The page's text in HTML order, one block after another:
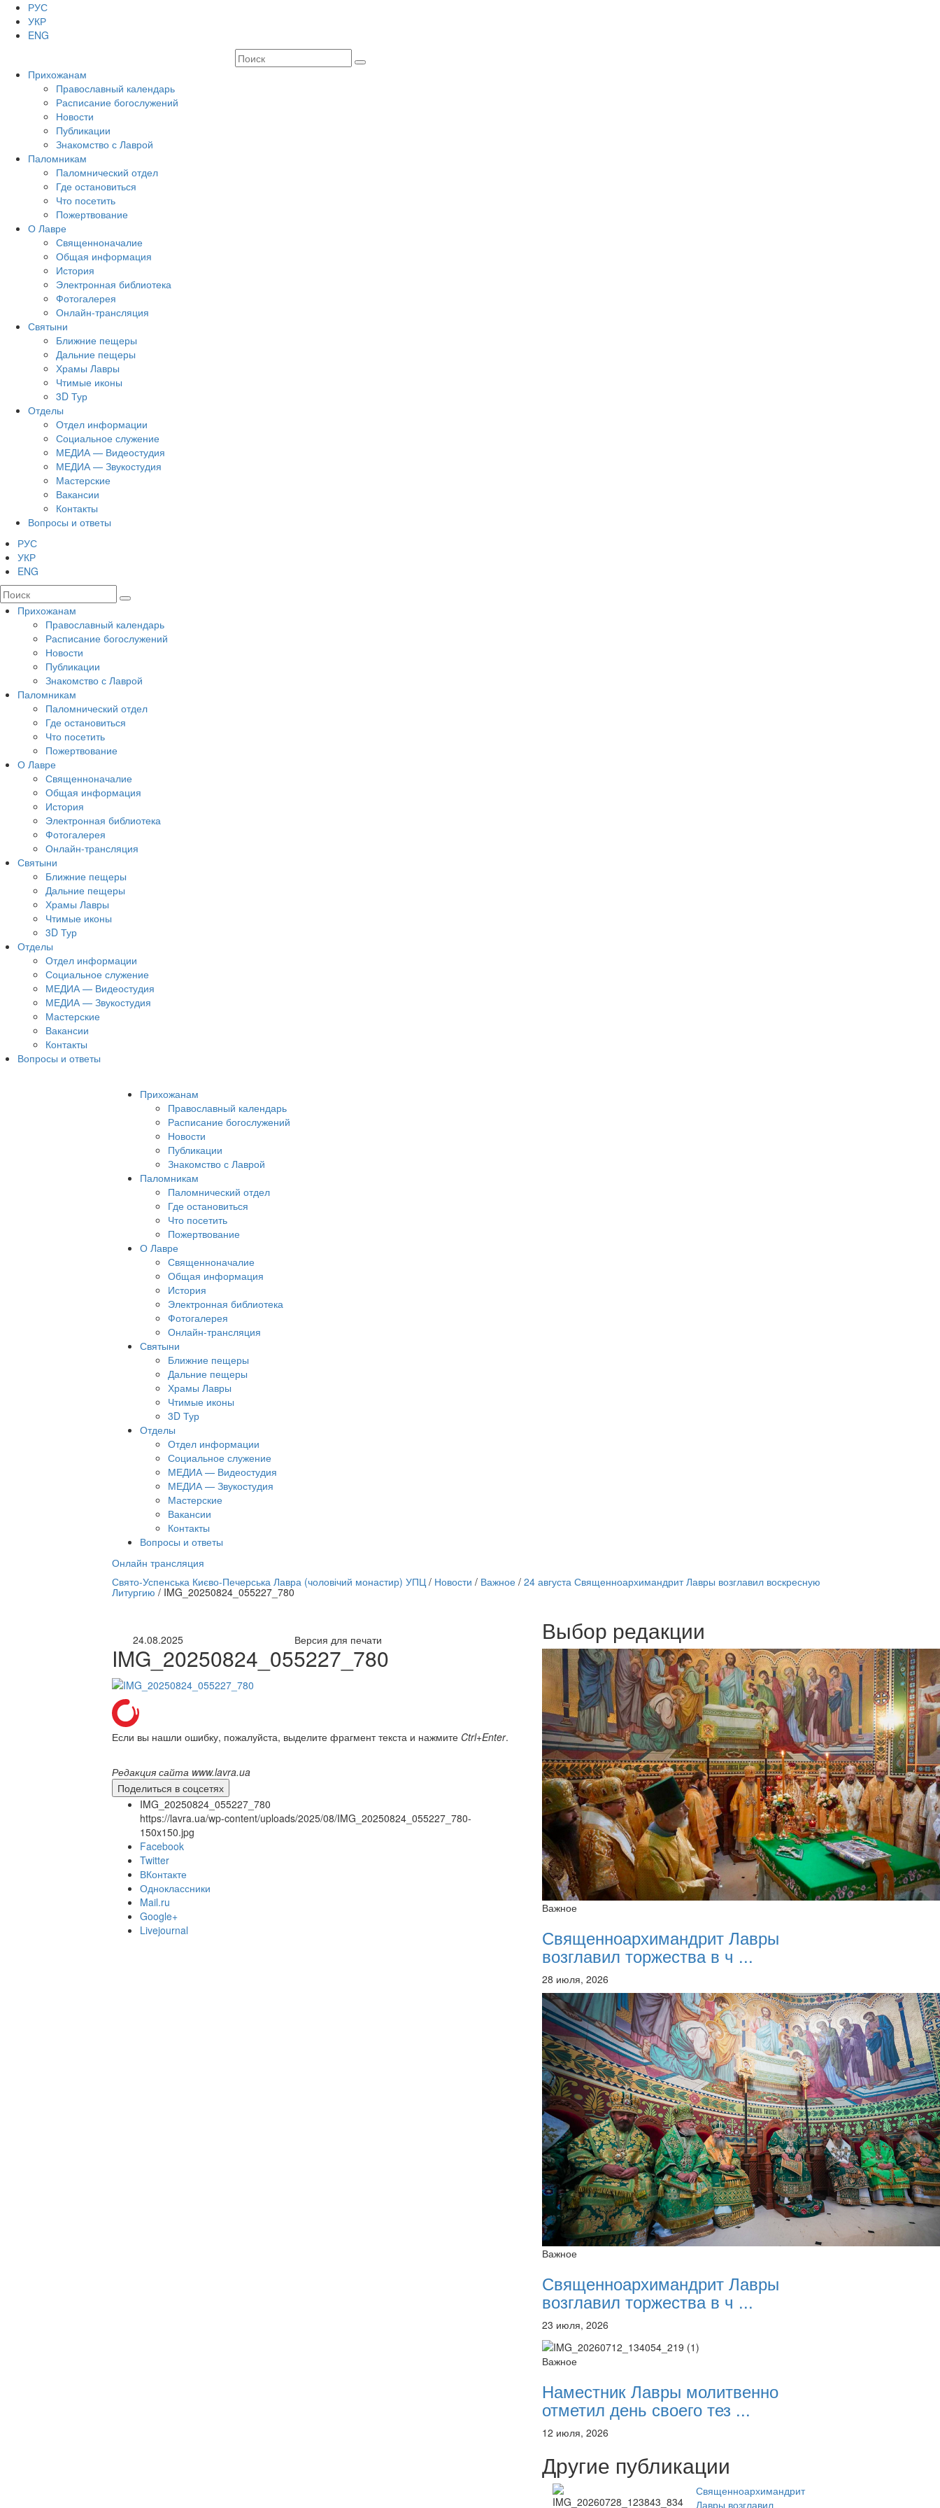
РУС
УКР
ENG
Прихожанам
Православный календарь
Расписание богослужений
Новости
Публикации
Знакомство с Лаврой
Паломникам
Паломнический отдел
Где остановиться
Что посетить
Пожертвование
О Лавре
Священноначалие
Общая информация
История
Электронная библиотека
Фотогалерея
Онлайн-трансляция
Святыни
Ближние пещеры
Дальние пещеры
Храмы Лавры
Чтимые иконы
3D Тур
Отделы
Отдел информации
Социальное служение
МЕДИА — Видеостудия
МЕДИА — Звукостудия
Мастерские
Вакансии
Контакты
Вопросы и ответы
РУС
УКР
ENG
Прихожанам
Православный календарь
Расписание богослужений
Новости
Публикации
Знакомство с Лаврой
Паломникам
Паломнический отдел
Где остановиться
Что посетить
Пожертвование
О Лавре
Священноначалие
Общая информация
История
Электронная библиотека
Фотогалерея
Онлайн-трансляция
Святыни
Ближние пещеры
Дальние пещеры
Храмы Лавры
Чтимые иконы
3D Тур
Отделы
Отдел информации
Социальное служение
МЕДИА — Видеостудия
МЕДИА — Звукостудия
Мастерские
Вакансии
Контакты
Вопросы и ответы
Прихожанам
Православный календарь
Расписание богослужений
Новости
Публикации
Знакомство с Лаврой
Паломникам
Паломнический отдел
Где остановиться
Что посетить
Пожертвование
О Лавре
Священноначалие
Общая информация
История
Электронная библиотека
Фотогалерея
Онлайн-трансляция
Святыни
Ближние пещеры
Дальние пещеры
Храмы Лавры
Чтимые иконы
3D Тур
Отделы
Отдел информации
Социальное служение
МЕДИА — Видеостудия
МЕДИА — Звукостудия
Мастерские
Вакансии
Контакты
Вопросы и ответы
Онлайн трансляция
12 сентября
Онлайн трансляции
12 сентября 2015Название трансляции
12 сентября 2015Название трансляции
12 сентября 2015Название трансляции
12 сентября 2015Название трансляции
12 сентября 2015Название трансляции
12 сентября 2015 Название трансляции
12 сентября 2015Название трансляции
12 сентября 2015Название трансляции
Перейти к архиву
Свято-Успенська Києво-Печерська Лавра (чоловічий монастир) УПЦ/ Новости / Важное/ 24 августа Священноархимандрит Лавры возглавил воскресную
Литургию / IMG_20250824_055227_780
24.08.2025 Версия для печати
IMG_20250824_055227_780
Если вы нашли ошибку, пожалуйста, выделите фрагмент текста и нажмите Ctrl+Enter.
Редакция сайта www.lavra.ua
Поделиться в соцсетях
IMG_20250824_055227_780
https://lavra.ua/wp-content/uploads/2025/08/IMG_20250824_055227_780-
150x150.jpg
Facebook
Twitter
ВКонтакте
Одноклассники
Mail.ru
Google+
Livejournal
Выбор редакции
Важное
Священноархимандрит Лавры
возглавил торжества в ч ...
28 июля, 2026
Важное
Священноархимандрит Лавры
возглавил торжества в ч ...
23 июля, 2026
Важное
Наместник Лавры молитвенно
отметил день своего тез ...
12 июля, 2026
Другие публикации
Священноархимандрит
Лавры возглавил